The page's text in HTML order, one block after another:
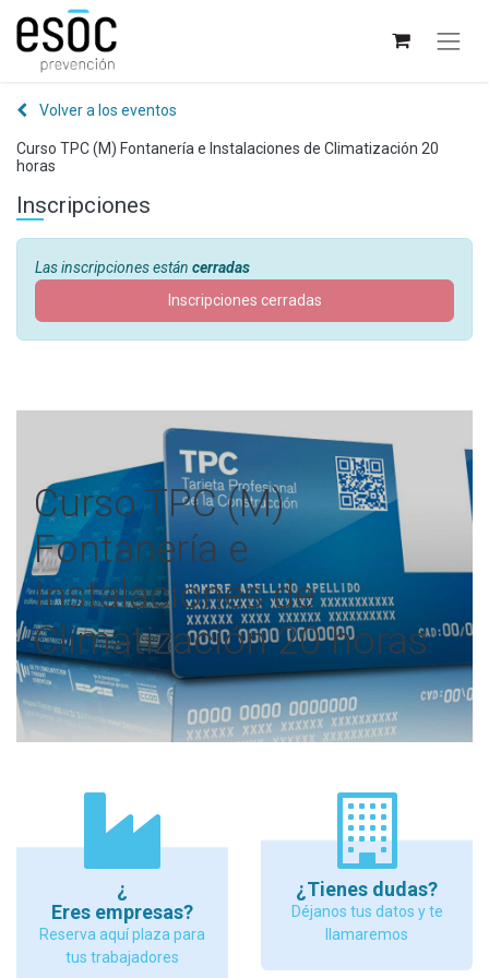
Volver a los eventos
Curso TPC (M) Fontanería e Instalaciones de Climatización 20
horas
Inscripciones
Las inscripciones están cerradas
Inscripciones cerradas
Curso TPC (M)
Fontanería e
Instalaciones de
Climatización 20 horas
¿
Eres empresas?
Reserva aquí plaza para
tus trabajadores
¿Tienes dudas?
Déjanos tus datos y te
llamaremos